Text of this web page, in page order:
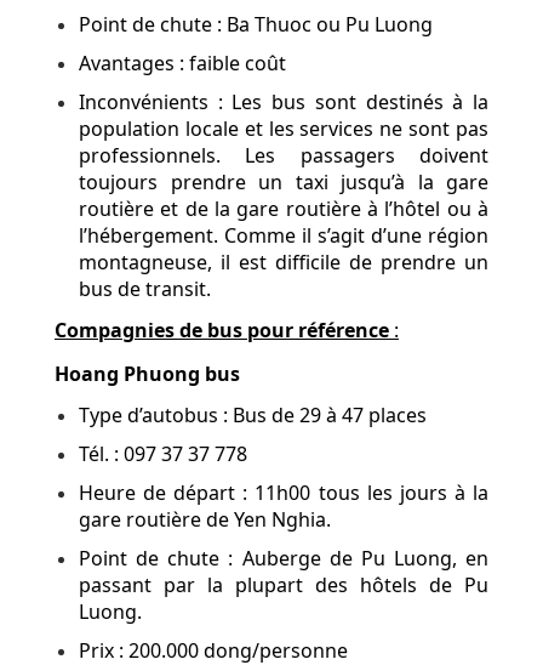
Point de chute : Ba Thuoc ou Pu Luong
Avantages : faible coût
Inconvénients : Les bus sont destinés à la
population locale et les services ne sont pas
professionnels. Les passagers doivent
toujours prendre un taxi jusqu’à la gare
routière et de la gare routière à l’hôtel ou à
l’hébergement. Comme il s’agit d’une région
montagneuse, il est difficile de prendre un
bus de transit.
Compagnies de bus pour référence :
Hoang Phuong bus
Type d’autobus : Bus de 29 à 47 places
Tél. : 097 37 37 778
Heure de départ : 11h00 tous les jours à la
gare routière de Yen Nghia.
Point de chute : Auberge de Pu Luong, en
passant par la plupart des hôtels de Pu
Luong.
Prix : 200.000 dong/personne